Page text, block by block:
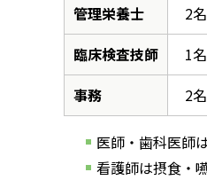
管理栄養士
2名
臨床検査技師
1名
事務
2名
医師・歯科医師
看護師は摂食・